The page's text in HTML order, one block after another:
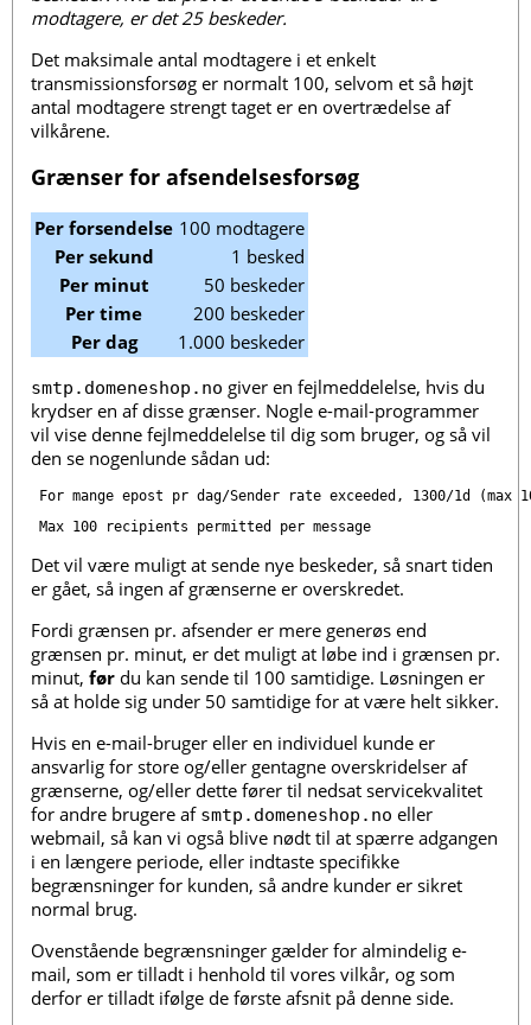
modtagere, er det 25 beskeder.
Det maksimale antal modtagere i et enkelt
transmissionsforsøg er normalt 100, selvom et så højt
antal modtagere strengt taget er en overtrædelse af
vilkårene.
Grænser for afsendelsesforsøg
Per forsendelse 100 modtagere
Per sekund
1 besked
Per minut
50 beskeder
Per time
200 beskeder
Per dag
1.000 beskeder
smtp.domeneshop.no giver en fejlmeddelelse, hvis du
krydser en af disse grænser. Nogle e-mail-programmer
vil vise denne fejlmeddelelse til dig som bruger, og så vil
den se nogenlunde sådan ud:
For mange epost pr dag/Sender rate exceeded, 1300/1d (max
Max 100 recipients permitted per message
Det vil være muligt at sende nye beskeder, så snart tiden
er gået, så ingen af grænserne er overskredet.
Fordi grænsen pr. afsender er mere generøs end
grænsen pr. minut, er det muligt at løbe ind i grænsen pr.
minut, før du kan sende til 100 samtidige. Løsningen er
så at holde sig under 50 samtidige for at være helt sikker.
Hvis en e-mail-bruger eller en individuel kunde er
ansvarlig for store og/eller gentagne overskridelser af
grænserne, og/eller dette fører til nedsat servicekvalitet
for andre brugere af smtp.domeneshop.no eller
webmail, så kan vi også blive nødt til at spærre adgangen
i en længere periode, eller indtaste specifikke
begrænsninger for kunden, så andre kunder er sikret
normal brug.
Ovenstående begrænsninger gælder for almindelig e-
mail, som er tilladt i henhold til vores vilkår, og som
derfor er tilladt ifølge de første afsnit på denne side.